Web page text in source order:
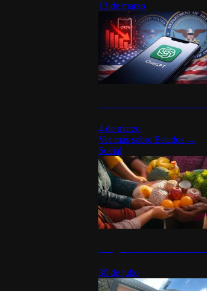
13 de marzo
4 de marzo
Ver más sobreEstados →
Social
30 de julio